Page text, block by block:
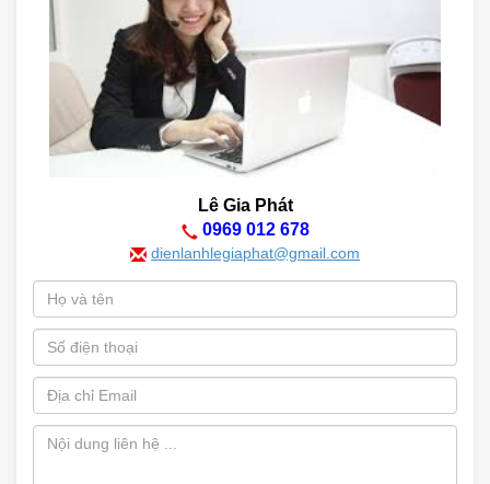
Lê Gia Phát
0969 012 678
dienlanhlegiaphat@gmail.com